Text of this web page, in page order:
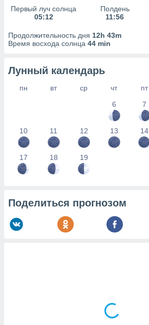
наших 1199
Первый луч солнца
05:12
Полдень
11:56
Продолжительность дня 12h 43m
Время восхода солнца 44 min
Лунный календарь
пн вт ср чт пт
6
7
10 11 12 13 14
17 18 19
Поделиться прогнозом